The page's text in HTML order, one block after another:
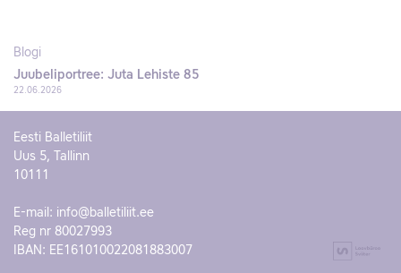
Blogi
Juubeliportree: Juta Lehiste 85
22.06.2026
Eesti Balletiliit
Uus 5, Tallinn
10111
E-mail: info@balletiliit.ee
Reg nr 80027993
IBAN: EE161010022081883007